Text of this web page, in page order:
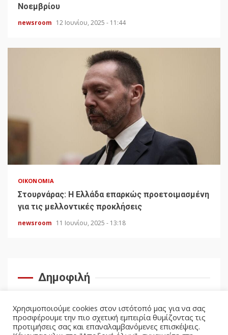
Νοεμβρίου
newsroom 12 Ιουνίου, 2025 - 11:44
ΟΙΚΟΝΟΜΊΑ
Στουρνάρας: Η Ελλάδα επαρκώς προετοιμασμένη
για τις μελλοντικές προκλήσεις
newsroom 11 Ιουνίου, 2025 - 13:18
Δημοφιλή
Χρησιμοποιούμε cookies στον ιστότοπό μας για να σας
προσφέρουμε την πιο σχετική εμπειρία θυμίζοντας τις
προτιμήσεις σας και επαναλαμβανόμενες επισκέψεις.